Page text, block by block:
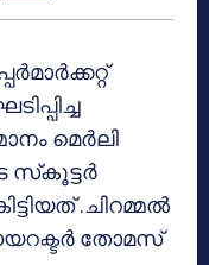
മെര്‍ലി
സ്‌കൂട്ടര്‍
.ചിറമ്മല്‍
ഡയറക്ടര്‍ തോമസ്